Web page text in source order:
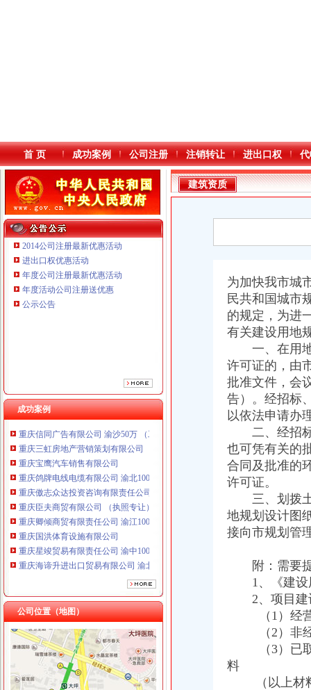
本站导航
首 页 成功案例 公司注册 注销转让 进出口权
2014公司注册最新优惠活动
进出口权优惠活动
年度公司注册最新优惠活动
年度活动公司注册送优惠
公示公告
成功案例
重庆鸽牌电线电缆有限公司 渝北10010万 (进出口权)
重庆傲志众达投资咨询有限责任公司 渝九1000万 （增资）
重庆星竣贸易有限责任公司 渝中100万 （进出口权）
重庆海谛升进出口贸易有限公司 渝北100万 （进出口权）
重庆奕欣锦诚商贸有限公司 渝九50万 （工商注册）
重庆三虹房地产营销策划有限公司
重庆宝鹰汽车销售有限公司
重庆鸽牌电线电缆有限公司 渝北10010万 (进出口权)
重庆傲志众达投资咨询有限责任公司 渝九1000万 （增资）
重庆臣夫商贸有限公司 （执照专让）
重庆卿倾商贸有限责任公司 渝江100万 （工商注册）
重庆国洪体育设施有限公司
重庆星竣贸易有限责任公司 渝中100万 （进出口权）
重庆海谛升进出口贸易有限公司 渝北100万 （进出口权）
重庆奕欣锦诚商贸有限公司 渝九50万 （工商注册）
重庆信同广告有限公司 渝沙50万 （工商注册）
重庆三虹房地产营销策划有限公司
重庆宝鹰汽车销售有限公司
公司位置（地图）
建筑资质
为加快我市城
民共和国城市
的规定，为进
有关建设用地
一、在用地
许可证的，由
批准文件，会
告）。经招标
以依法申请办
二、经招标
也可凭有关的
合同及批准的
许可证。
三、划拨土
地规划设计图
接向市规划管
附：需要提
1、《建设
2、项目建
（1）经营
（2）非经
（3）已取
料
（以上材料